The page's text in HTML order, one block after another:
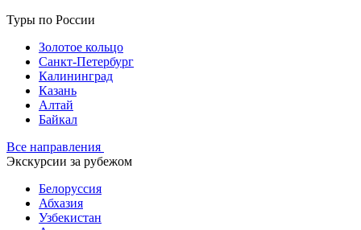
Туры по России
Золотое кольцо
Санкт-Петербург
Калининград
Казань
Алтай
Байкал
Все направления
Экскурсии за рубежом
Белоруссия
Абхазия
Узбекистан